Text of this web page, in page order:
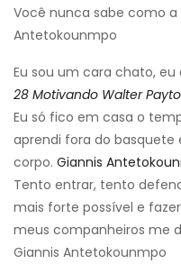
Você nunca sabe como
Antetokounmpo
Eu sou um cara chato, eu
28 Motivando Walter
Eu só fico em casa o
aprendi fora do basquete
corpo. Giannis
Tento entrar, tento
mais forte possível e
meus companheiros me
Giannis Antetokounmpo